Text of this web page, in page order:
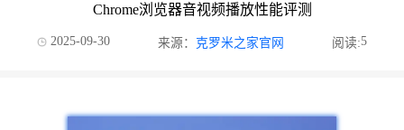
Chrome浏览器音视频播放性能评测
2025-09-30 来源： 克罗米之家官网 阅读:5